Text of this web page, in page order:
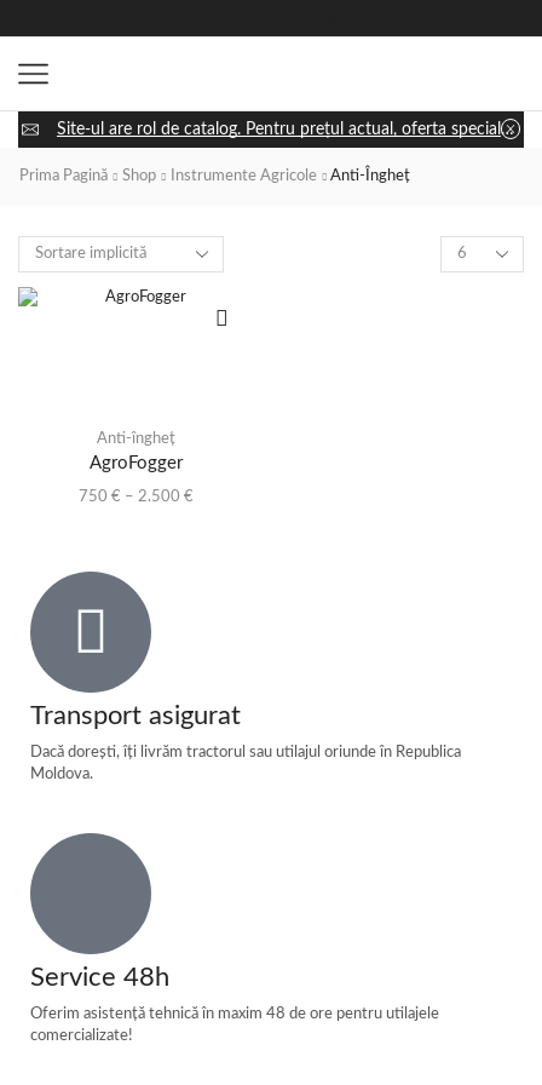
Site-ul are rol de catalog. Pentru prețul actual, oferta specială și disponibilitatea utilajului, apasă „Cere ofertă” și discută cu un consultant.
Prima Pagină Shop Instrumente Agricole Anti-Îngheț
Anti-îngheț
AgroFogger
750 € – 2.500 €
Transport asigurat
Dacă dorești, îți livrăm tractorul sau utilajul oriunde în Republica
Moldova.
Service 48h
Oferim asistență tehnică în maxim 48 de ore pentru utilajele
comercializate!